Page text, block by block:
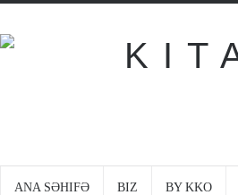
ANA SƏHIFƏ BIZ BY KKO